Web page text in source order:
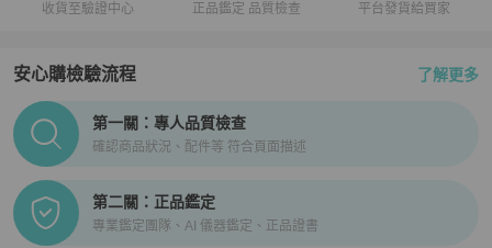
收貨至驗證中心 正品鑑定 品質檢查 平台發貨給買家
安心購檢驗流程 了解更多
PopChill拍拍圈正品驗證、安心購檢驗流程介紹
第一關：專人品質檢查
確認商品狀況、配件等 符合頁面描述
第二關：正品鑑定
專業鑑定團隊、AI 儀器鑑定、正品證書